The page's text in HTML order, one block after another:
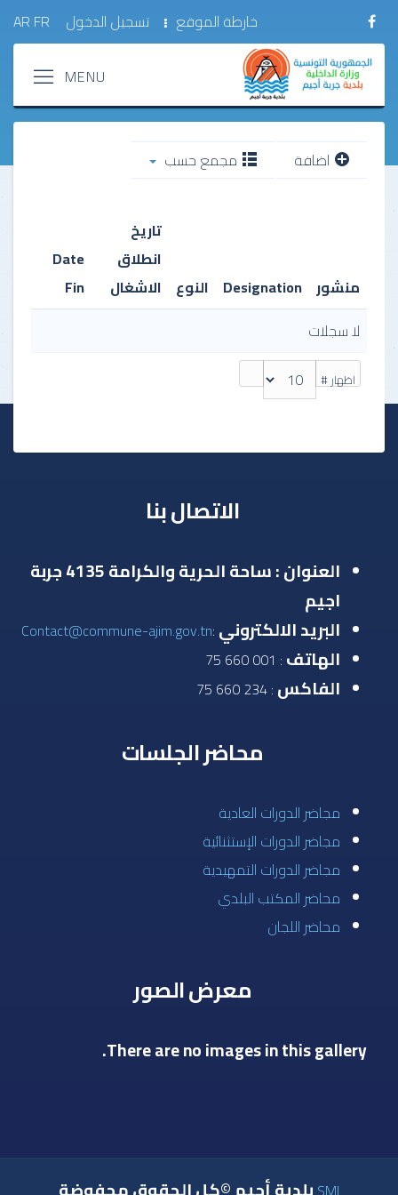
FR
AR خارطة الموقع تسجيل الدخول
اضافة مجمع حسب
منشور Designation النوع
تاريخ
انطلاق
الاشغال
Date
Fin
اظهار #
لا سجلات
الاتصال بنا
العنوان : ساحة الحرية والكرامة 4135 جربة
اجيم
البريد الالكتروني :
Contact@commune-ajim.gov.tn
الهاتف : 001 660 75
الفاكس : 234 660 75
محاضر الجلسات
مجاضر الدورات العادية
مجاضر الدورات الإستثنائية
مجاضر الدورات التمهيدية
محاضر المكتب البلدي
محاضر اللجان
معرض الصور
There are no images in this gallery.